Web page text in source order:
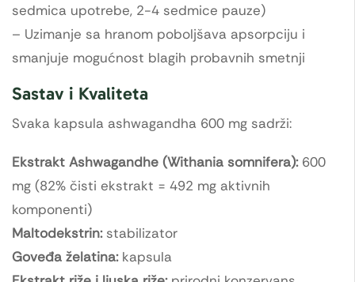
sedmica upotrebe, 2-4 sedmice pauze)
– Uzimanje sa hranom poboljšava apsorpciju i
smanjuje mogućnost blagih probavnih smetnji
Sastav i Kvaliteta
Svaka kapsula ashwagandha 600 mg sadrži:
Ekstrakt Ashwagandhe (Withania somnifera):600
mg (82% čisti ekstrakt = 492 mg aktivnih
komponenti)
Maltodekstrin:stabilizator
Goveđa želatina:kapsula